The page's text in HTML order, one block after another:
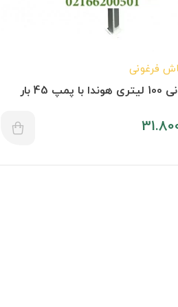
فرغونی
سمپاش فرغونی 100 لیتری هوندا با پمپ 45 بار